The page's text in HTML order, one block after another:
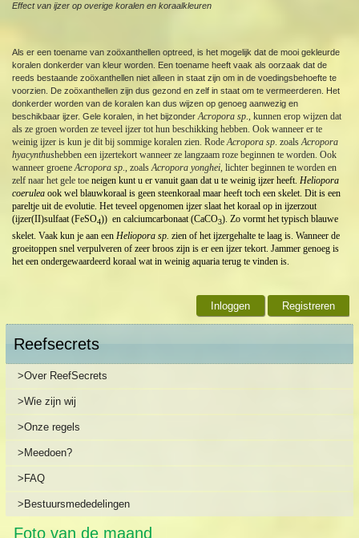
Effect van ijzer op overige koralen en koraalkleuren
Als er een toename van zoöxanthellen optreed, is het mogelijk dat de mooi gekleurde
koralen donkerder van kleur worden. Een toename heeft vaak als oorzaak dat de
reeds bestaande zoöxanthellen niet alleen in staat zijn om in de voedingsbehoefte te
voorzien. De zoöxanthellen zijn dus gezond en zelf in staat om te vermeerderen. Het
donkerder worden van de koralen kan dus wijzen op genoeg aanwezig en
beschikbaar ijzer. Gele koralen, in het bijzonderAcropora sp., kunnen erop wijzen dat
als ze groen worden ze teveel ijzer tot hun beschikking hebben. Ook wanneer er te
weinig ijzer is kun je dit bij sommige koralen zien. RodeAcropora sp. zoalsAcropora
hyacynthushebben een ijzertekort wanneer ze langzaam roze beginnen te worden. Ook
wanneer groeneAcropora sp., zoalsAcropora yonghei, lichter beginnen te worden en
zelf naar het gele toeneigen kunt u er vanuit gaan dat u te weinig ijzer heeft.Heliopora
coerulea ook wel blauwkoraal is geen steenkoraal maar heeft toch een skelet. Dit is een
pareltje uit de evolutie. Het teveel opgenomen ijzer slaat het koraal op in ijzerzout
(ijzer(II)sulfaat (FeSO4)) en calciumcarbonaat (CaCO3). Zo vormt het typisch blauwe
skelet. Vaak kun je aan een Heliopora sp. zien of het ijzergehalte te laag is. Wanneer de
groeitoppen snel verpulveren of zeer broos zijn is er een ijzer tekort. Jammer genoeg is
het een ondergewaardeerd koraal wat in weinig aquaria terug te vinden is.
Inloggen Registreren
Reefsecrets
>Over ReefSecrets
>Wie zijn wij
>Onze regels
>Meedoen?
>FAQ
>Bestuursmededelingen
Foto van de maand